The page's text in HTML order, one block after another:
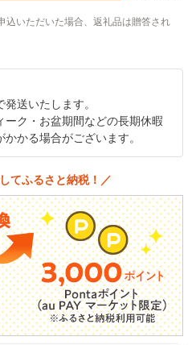
込いただいた場合、返礼品は贈答され
送いたします。
ク・お盆期間などの長期休暇
かる場合がございます。
てふるさと納税！／